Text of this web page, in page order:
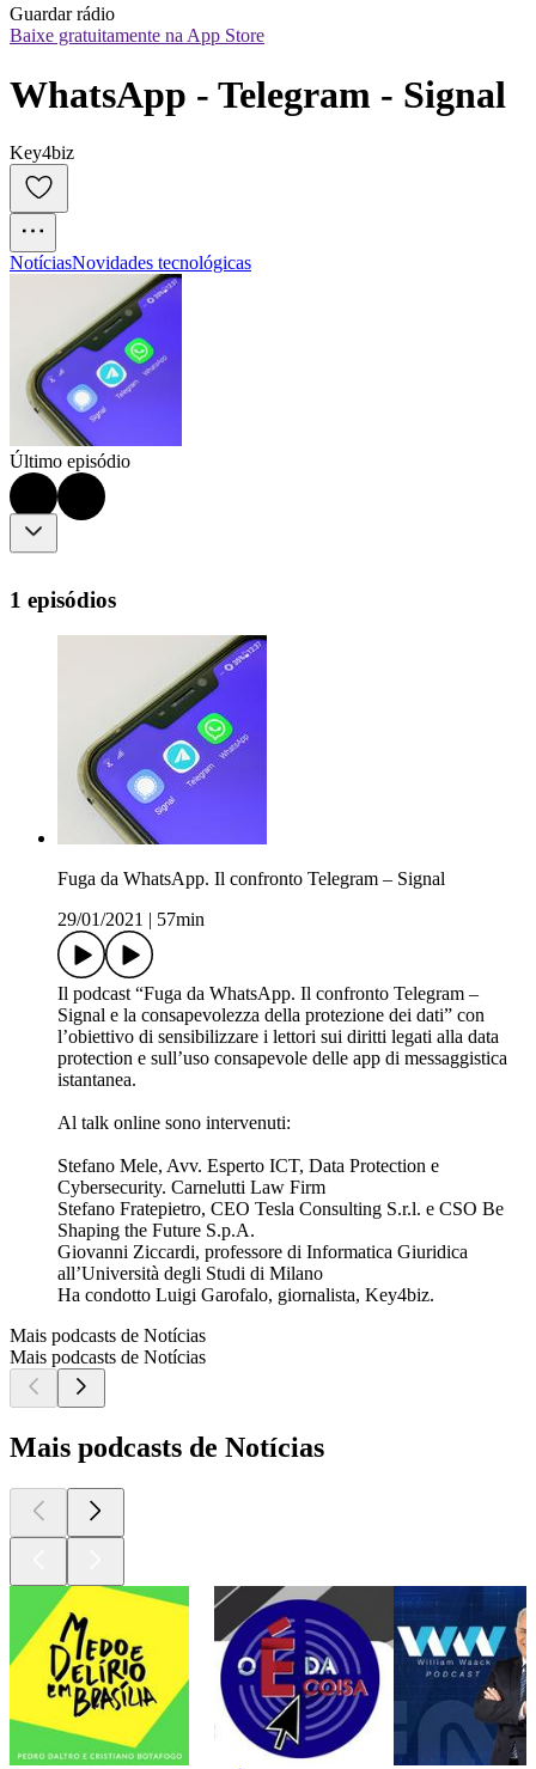
Guardar rádio
Baixe gratuitamente na App Store
WhatsApp - Telegram - Signal
Key4biz
NotíciasNovidades tecnológicas
Último episódio
1 episódios
Fuga da WhatsApp. Il confronto Telegram – Signal
29/01/2021
57min
Il podcast “Fuga da WhatsApp. Il confronto Telegram –
Signal e la consapevolezza della protezione dei dati” con
l’obiettivo di sensibilizzare i lettori sui diritti legati alla data
protection e sull’uso consapevole delle app di messaggistica
istantanea.
Al talk online sono intervenuti:
Stefano Mele, Avv. Esperto ICT, Data Protection e
Cybersecurity. Carnelutti Law Firm
Stefano Fratepietro, CEO Tesla Consulting S.r.l. e CSO Be
Shaping the Future S.p.A.
Giovanni Ziccardi, professore di Informatica Giuridica
all’Università degli Studi di Milano
Ha condotto Luigi Garofalo, giornalista, Key4biz.
Mais podcasts de Notícias
Mais podcasts de Notícias
Mais podcasts de Notícias